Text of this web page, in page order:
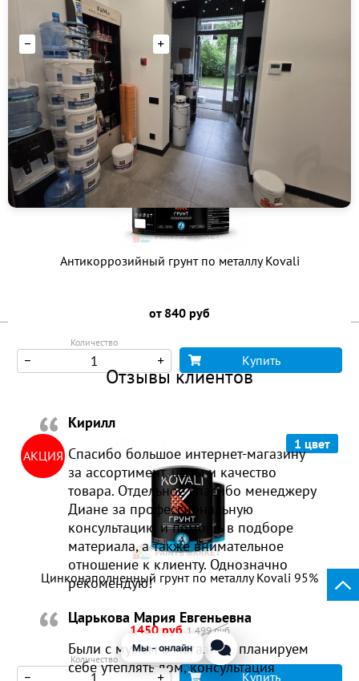
Количество
Купить
ХИТ
Антикоррозийный грунт по металлу Kovali
от 840 руб
Количество
Купить
1 цвет
АКЦИЯ
Цинконаполненный грунт по металлу Kovali 95%
1450 руб 1 499 руб
Количество
Купить
Отзывы клиентов
Кирилл
Спасибо большое интернет-магазину
за ассортимент, цены и качество
товара. Отдельное спасибо менеджеру
Диане за профессиональную
консультацию и помощь в подборе
материала, а также внимательное
отношение к клиенту. Однозначно
рекомендую!
Царькова Мария Евгеньевна
Были с мужем в магазине, планируем
себе утеплять дом, консультация